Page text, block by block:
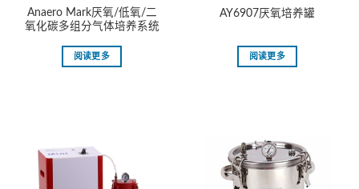
Anaero Mark厌氧/低氧/二
氧化碳多组分气体培养系统
阅读更多
AY6907厌氧培养罐
阅读更多